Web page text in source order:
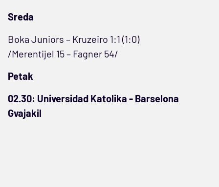
Sreda
Boka Juniors – Kruzeiro 1:1 (1:0)
/Merentijel 15 – Fagner 54/
Petak
02.30: Universidad Katolika - Barselona
Gvajakil